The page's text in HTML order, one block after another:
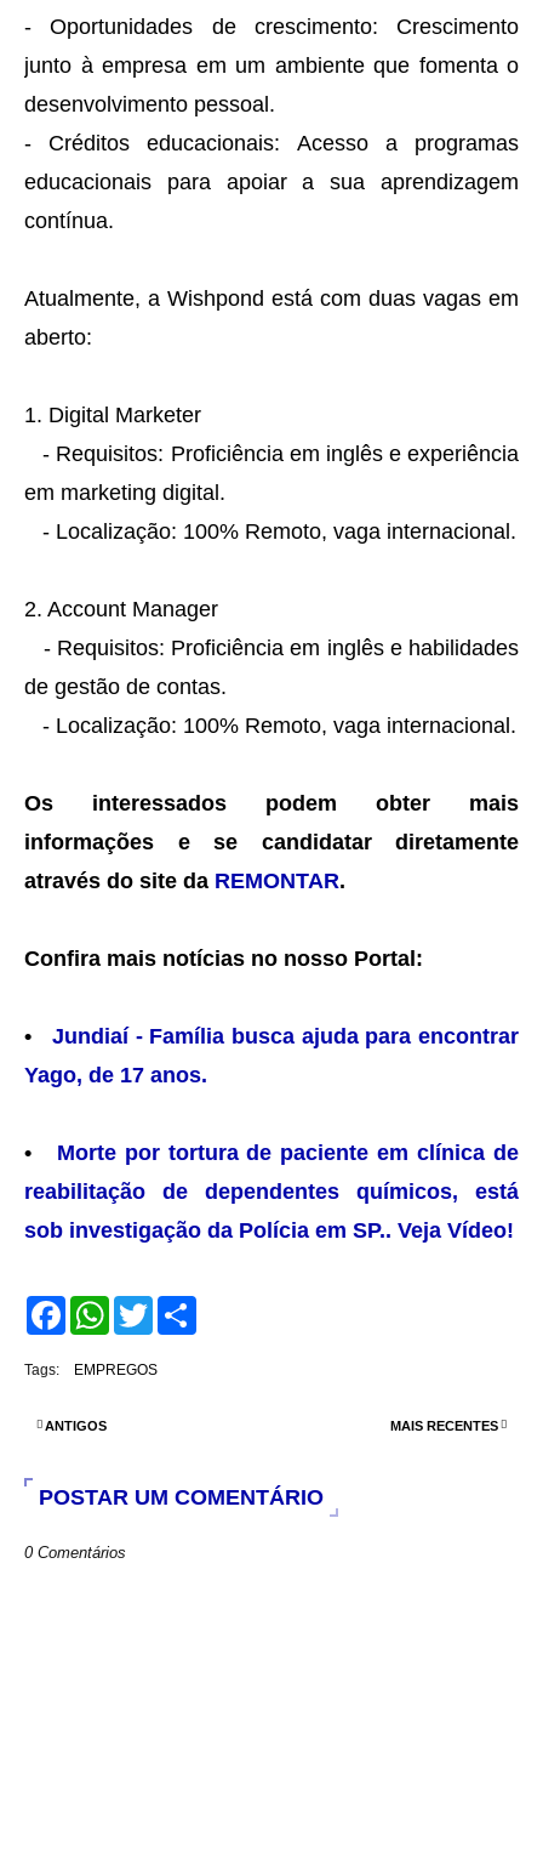
- Oportunidades de crescimento: Crescimento
junto à empresa em um ambiente que fomenta o
desenvolvimento pessoal.
- Créditos educacionais: Acesso a programas
educacionais para apoiar a sua aprendizagem
contínua.
Atualmente, a Wishpond está com duas vagas em
aberto:
1. Digital Marketer
- Requisitos: Proficiência em inglês e experiência
em marketing digital.
- Localização: 100% Remoto, vaga internacional.
2. Account Manager
- Requisitos: Proficiência em inglês e habilidades
de gestão de contas.
- Localização: 100% Remoto, vaga internacional.
Os interessados podem obter mais
informações e se candidatar diretamente
através do site da REMONTAR.
Confira mais notícias no nosso Portal:
• Jundiaí - Família busca ajuda para encontrar
Yago, de 17 anos.
• Morte por tortura de paciente em clínica de
reabilitação de dependentes químicos, está
sob investigação da Polícia em SP.. Veja Vídeo!
F
a
e
o
W
h
t
T
w
t
Tags: EMPREGOS
MAIS RECENTES
ANTIGOS
POSTAR UM COMENTÁRIO
0 Comentários